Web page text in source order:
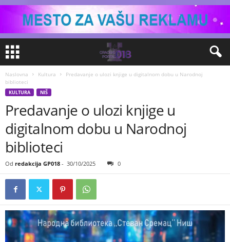
Naslovna Kultura
Predavanje o ulozi knjige u digitalnom dobu u Narodnoj
biblioteci
KULTURA NIŠ
Predavanje o ulozi knjige u
digitalnom dobu u Narodnoj
biblioteci
Od redakcija GP018 - 30/10/2025 0